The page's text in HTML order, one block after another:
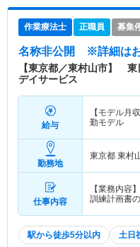
作業療法士 正職員 募集
名称非公開 ※詳細はお
【東京都／東村山市】
デイサービス
給与
【モデル月収
勤モデル
勤務地
東京都 東村
仕事内容
【業務内容
訓練計画書
駅から徒歩5分以内 土日